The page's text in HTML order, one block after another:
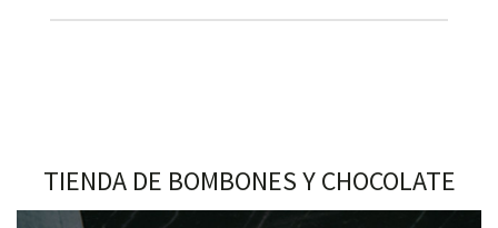
TIENDA DE BOMBONES Y CHOCOLATE